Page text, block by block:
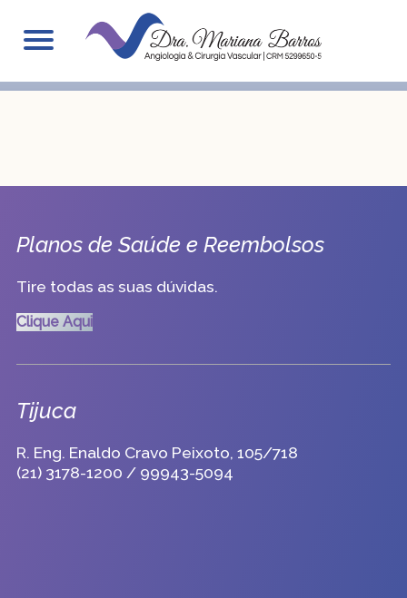
Planos de Saúde
Planos de Saúde e Reembolsos
Tire todas as suas dúvidas.
Clique Aqui
Tijuca
R. Eng. Enaldo Cravo Peixoto, 105/718
(21) 3178-1200 / 99943-5094